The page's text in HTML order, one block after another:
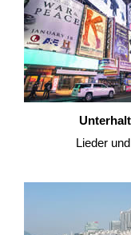
Lieder